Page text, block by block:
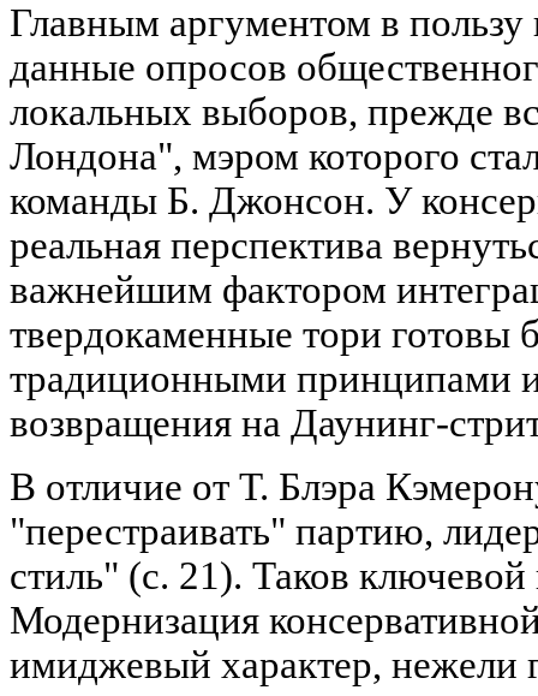
Главным аргументом в
данные опросов
локальных выборов, прежде
Лондона", мэром которого
команды Б. Джонсон. У
реальная перспектива
важнейшим фактором
твердокаменные тори готовы
традиционными принципами
возвращения на Даунинг-
В отличие от Т. Блэра
"перестраивать" партию,
стиль" (с. 21). Таков
Модернизация
имиджевый характер, нежели